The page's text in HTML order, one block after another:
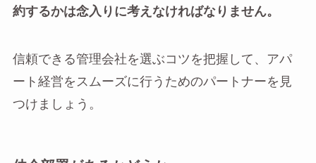
約するかは念入りに考えなければなりません。
信頼できる管理会社を選ぶコツを把握して、アパ
ート経営をスムーズに行うためのパートナーを見
つけましょう。